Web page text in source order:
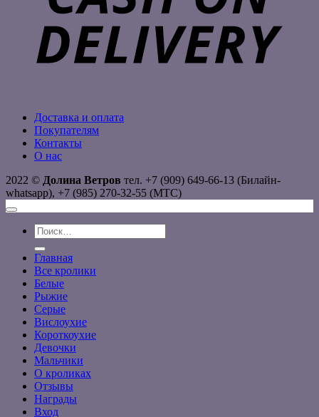
Доставка и оплата
Покупателям
Контакты
О нас
2022 © Долина Ветров тел. +7 (909) 649-66-13 (Билайн-
whatsapp), +7 (985) 270-32-55 (МТС)
Искать:
Главная
Все кролики
Белые
Рыжие
Серые
Вислоухие
Короткоухие
Девочки
Мальчики
О кроликах
Отзывы
Награды
Вход